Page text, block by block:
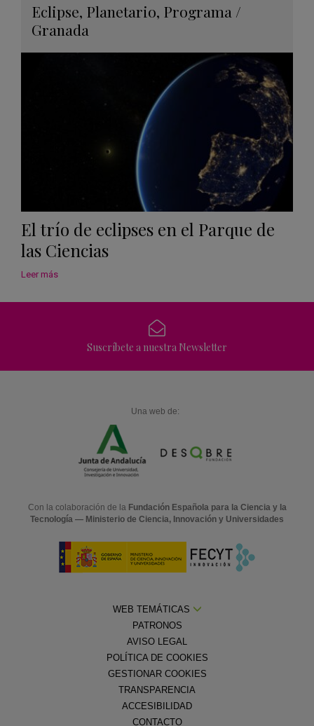
Eclipse, Planetario, Programa /
Granada
El trío de eclipses en el Parque de
las Ciencias
Leer más
Suscríbete a nuestra Newsletter
Una web de:
Con la colaboración de la Fundación Española para la Ciencia y la
Tecnología — Ministerio de Ciencia, Innovación y Universidades
WEB TEMÁTICAS
PATRONOS
AVISO LEGAL
POLÍTICA DE COOKIES
GESTIONAR COOKIES
TRANSPARENCIA
ACCESIBILIDAD
CONTACTO